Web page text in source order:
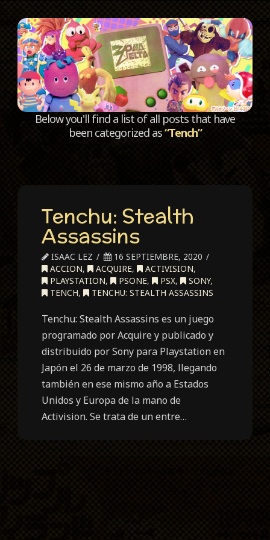
Below you'll find a list of all posts that have
been categorized as“Tench”
Tenchu: Stealth
Assassins
ISAAC LEZ
16 SEPTIEMBRE, 2020
ACCION, ACQUIRE, ACTIVISION,
PLAYSTATION, PSONE, PSX, SONY,
TENCH, TENCHU: STEALTH ASSASSINS
Tenchu: Stealth Assassins es un juego
programado por Acquire y publicado y
distribuido por Sony para Playstation en
Japón el 26 de marzo de 1998, llegando
también en ese mismo año a Estados
Unidos y Europa de la mano de
Activision. Se trata de un entre…